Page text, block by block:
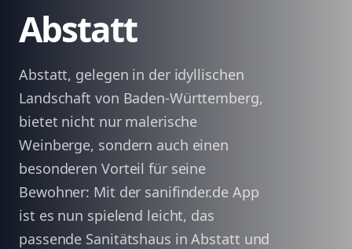
Abstatt
Abstatt, gelegen in der idyllischen
Landschaft von Baden-Württemberg,
bietet nicht nur malerische
Weinberge, sondern auch einen
besonderen Vorteil für seine
Bewohner: Mit der sanifinder.de App
ist es nun spielend leicht, das
passende Sanitätshaus in Abstatt und